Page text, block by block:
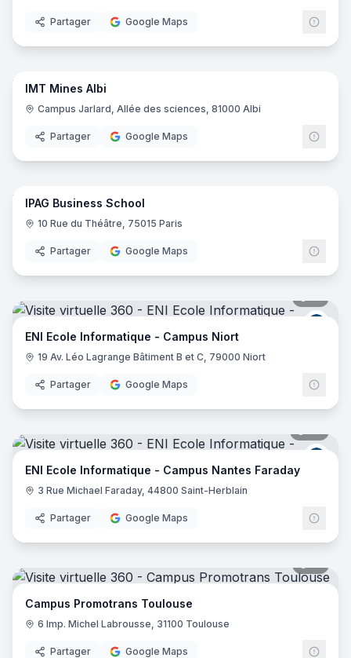
Partager Google Maps
80
IMT Mines Albi
Campus Jarlard, Allée des sciences, 81000 Albi
Partager Google Maps
60
IPAG Business School
10 Rue du Théâtre, 75015 Paris
Partager Google Maps
ENI
ENI Ecole Informatique - Campus Niort
19 Av. Léo Lagrange Bâtiment B et C, 79000 Niort
Partager Google Maps
ENI
ENI Ecole Informatique - Campus Nantes Faraday
3 Rue Michael Faraday, 44800 Saint-Herblain
Partager Google Maps
Campus Promotrans Toulouse
6 Imp. Michel Labrousse, 31100 Toulouse
Partager Google Maps